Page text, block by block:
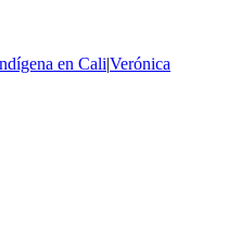
en Cali|Verónica